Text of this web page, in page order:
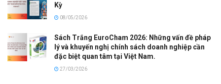
Kỳ
08/05/2026
Sách Trắng EuroCham 2026: Những vấn đề pháp
lý và khuyến nghị chính sách doanh nghiệp cần
đặc biệt quan tâm tại Việt Nam.
27/03/2026